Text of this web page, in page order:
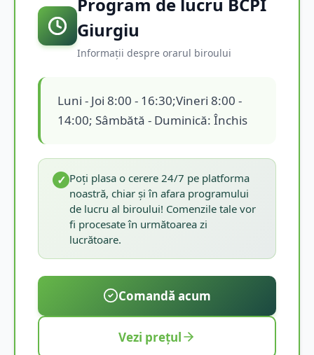
Giurgiu
Informații despre orarul biroului
Luni - Joi 8:00 - 16:30;Vineri 8:00 -
14:00; Sâmbătă - Duminică: Închis
✓ Poți plasa o cerere 24/7 pe platforma
noastră, chiar și în afara programului
de lucru al biroului! Comenzile tale vor
fi procesate în următoarea zi
lucrătoare.
Comandă acum
Vezi prețul